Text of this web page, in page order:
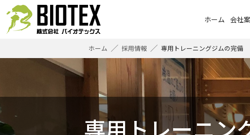
ホーム 会社
ホーム 採用情報 専用トレーニングジムの完備
専用トレーニン